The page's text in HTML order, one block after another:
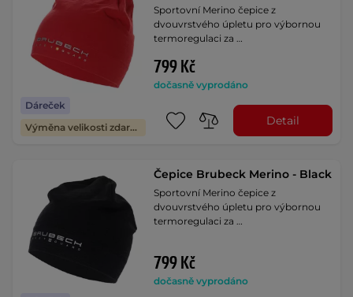
Dáreček
Výměna velikosti zdarma
Sportovní Merino čepice z
dvouvrstvého úpletu pro výbornou
termoregulaci za …
799 Kč
dočasně vyprodáno
Detail
Čepice Brubeck Merino - Black
Sportovní Merino čepice z
dvouvrstvého úpletu pro výbornou
termoregulaci za …
799 Kč
dočasně vyprodáno